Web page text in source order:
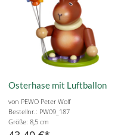
Osterhase mit Luftballon
von PEWO Peter Wolf
Bestellnr.: PW09_187
Größe: 8,5 cm